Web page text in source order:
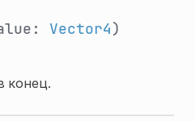
Vector4)
конец.